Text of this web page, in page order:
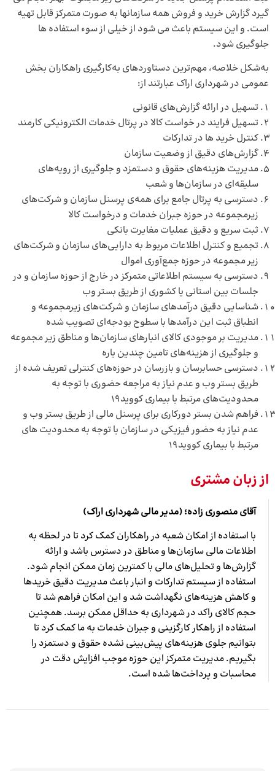
گیرد گزارش خرید و فروش همه سازمانها به صورت متمرکز قابل تهیه
است. و این سیستم باعث می شود از خیلی از سوء استفاده ها
جلوگیری شود.
به‌شکل خلاصه، مهم‌ترین دستاوردهای به‌کارگیری راهکاران بخش
عمومی در شهرداری اراک عبارتند از:
تسهیل در ارائه گزارش‌های قانونی
تسهیل فرایند در خواست کالا در پرتال خدمات الکترونیکی کارمند
کنترل خرید ها در تدارکات
گزارش‌های دقیق از وضعیت سازمان
مدیریت هزینه‌های حقوق و دستمزد و جلوگیری از رویه‌های
سلیقه‌ای در سازمان‌ها و شعب
دسترسی به پرتال جامع برای همه‌ی پرسنل سازمان و شرکت‌های
زیرمجموعه در حوزه جبران خدمات و درخواست کالا
ثبت سریع و دقیق عملیات مغایرت بانکی
تجمیع و کنترل اطلاعات مربوط به دارایی‌های سازمان و شرکت‌های
زیر مجموعه در حوزه جمع‌آوری اموال
دسترسی به سیستم اطلاعاتی متمرکز در خارج از حوزه سازمان و در
جلسات بین استانی یا کشوری از طریق بستر وب
شناسایی دقیق درآمدهای سازمان و شرکت‌های زیرمجموعه و
انطباق ثبت این درآمدها با سطوح بودجه‌ای تصویب شده
مدیریت بر موجودی کالای انبارهای سازمان‌ها و مناطق زیر مجموعه
و جلوگیری از هزینه‌های تامین چندین باره
دسترسی حسابرسان و بازرسان در حوزه‌های کنترلی تعریف شده از
طریق بستر وب و عدم نیاز به مراجعه حضوری با توجه به
محدودیت‌های مرتبط با بیماری کووید19
فراهم شدن بستر دورکاری برای پرسنل مالی از طریق بستر وب و
عدم نیاز به حضور فیزیکی در سازمان با توجه به محدودیت های
مرتبط با بیماری کووید19
از زبان مشتری
آقای منصوری زاده؛ (مدیر مالی شهرداری اراک)
با استفاده از امکان شعبه در راهکاران کمک کرد تا در لحظه به
اطلاعات مالی سازمان‌ها و مناطق در دسترس باشد و ارائه
گزارش‌ها و تحلیل‌های مالی با کمترین زمان ممکن انجام شود.
استفاده از سیستم تدارکات و انبار باعث مدیریت دقیق خریدها
و کاهش هزینه‌های نگهداشت شد و این امکان فراهم شد تا
حجم کالای راکد در شهرداری به حداقل ممکن برسد. همچنین
استفاده از راهکار کارگزینی و جبران خدمات به ما کمک کرد تا
بتوانیم جلوی هزینه‌های پیش‌بینی نشده حقوق و دستمزد را
بگیریم. مدیریت متمرکز این حوزه موجب افزایش دقت در
محاسبات و پرداخت‌ها شده است.